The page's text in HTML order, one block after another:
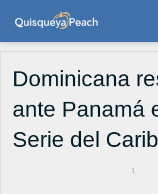
Dominicana
ante Panamá
Serie del
1